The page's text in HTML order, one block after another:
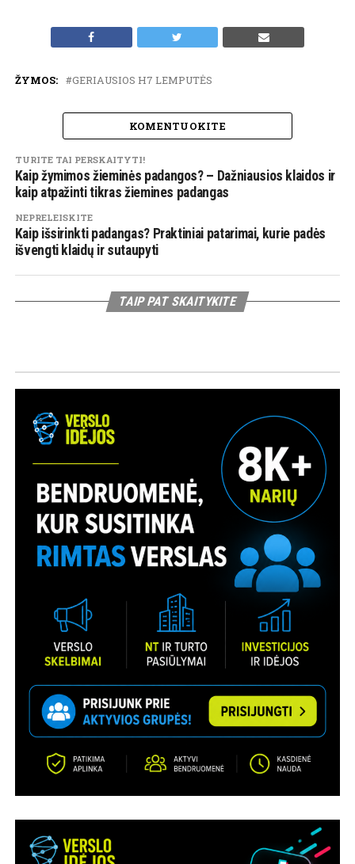
ŽYMOS: GERIAUSIOS H7 LEMPUTĖS
KOMENTUOKITE
TURITE TAI PERSKAITYTI!
Kaip žymimos žieminės padangos? – Dažniausios klaidos ir
kaip atpažinti tikras žiemines padangas
NEPRELEISKITE
Kaip išsirinkti padangas? Praktiniai patarimai, kurie padės
išvengti klaidų ir sutaupyti
TAIP PAT SKAITYKITE